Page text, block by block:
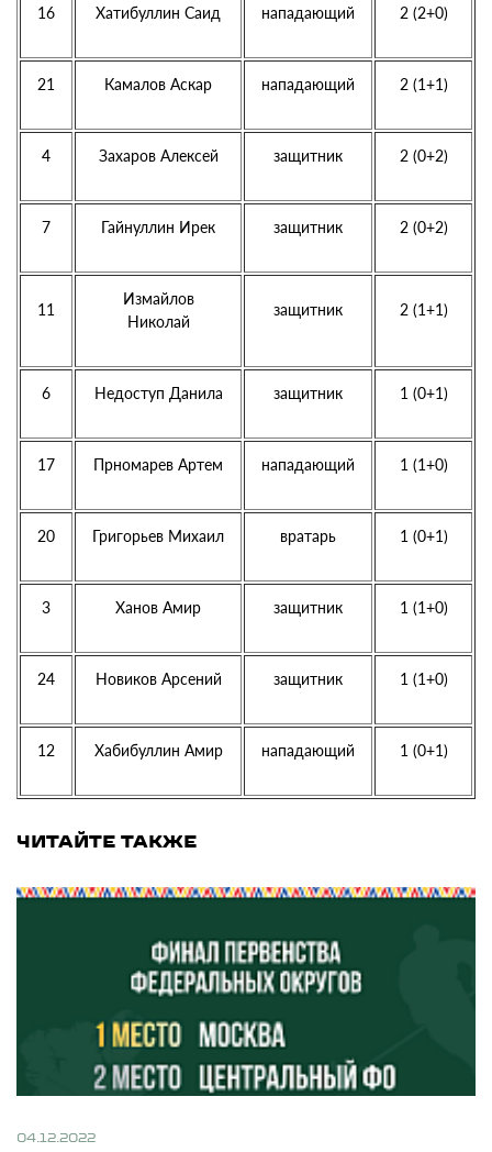
16 Хатибуллин Саид нападающий 2 (2+0)
21 Камалов Аскар нападающий 2 (1+1)
4 Захаров Алексей защитник 2 (0+2)
7 Гайнуллин Ирек защитник 2 (0+2)
11
Измайлов
Николай
защитник 2 (1+1)
6 Недоступ Данила защитник 1 (0+1)
17 Прномарев Артем нападающий 1 (1+0)
20 Григорьев Михаил вратарь 1 (0+1)
3 Ханов Амир защитник 1 (1+0)
24 Новиков Арсений защитник 1 (1+0)
12 Хабибуллин Амир нападающий 1 (0+1)
ЧИТАЙТЕ ТАКЖЕ
04.12.2022